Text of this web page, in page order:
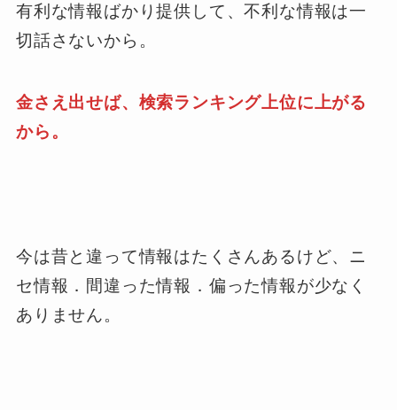
有利な情報ばかり提供して、不利な情報は一
切話さないから。
金さえ出せば、検索ランキング上位に上がる
から。
今は昔と違って情報はたくさんあるけど、ニ
セ情報．間違った情報．偏った情報が少なく
ありません。